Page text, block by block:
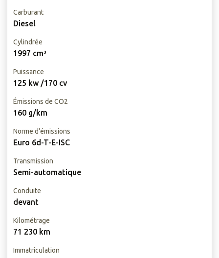
Carburant
Diesel
Cylindrée
1997 cm³
Puissance
125 kw /170 cv
Émissions de CO2
160 g/km
Norme d'émissions
Euro 6d-T-E-ISC
Transmission
Semi-automatique
Conduite
devant
Kilométrage
71 230 km
Immatriculation